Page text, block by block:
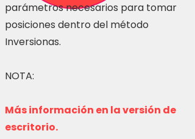
parámetros necesarios para tomar
posiciones dentro del método
Inversionas.
NOTA:
Más información en la versión de
escritorio.